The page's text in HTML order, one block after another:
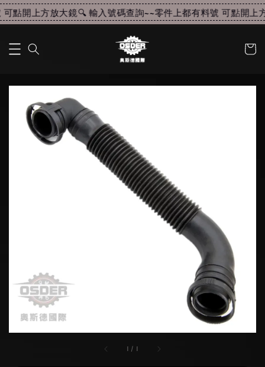
點開上方放大鏡🔍 輸入號碼查詢~~零件上都有料號 可點開上
1 / 1